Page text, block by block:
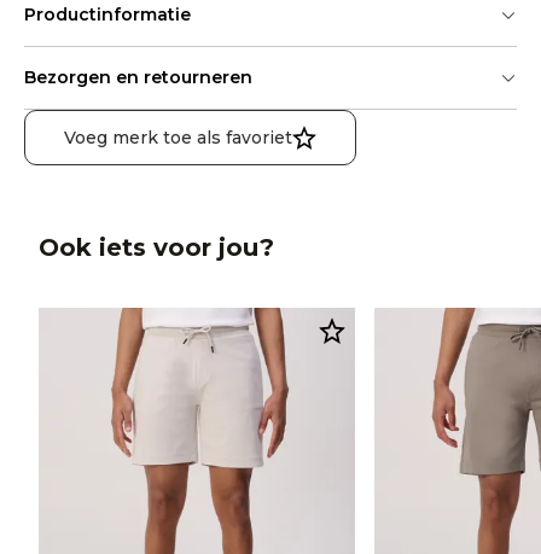
Productinformatie
Bezorgen en retourneren
Voeg merk toe als favoriet
Ook iets voor jou?